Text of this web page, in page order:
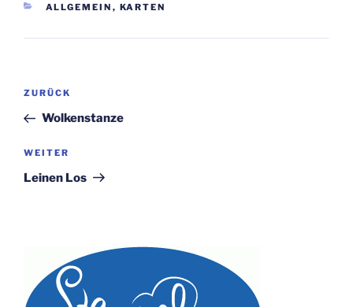
KATEGORIEN
ALLGEMEIN , KARTEN
Beitragsnavigation
Vorheriger
Beitrag
ZURÜCK
Wolkenstanze
Nächster
Beitrag
WEITER
Leinen Los